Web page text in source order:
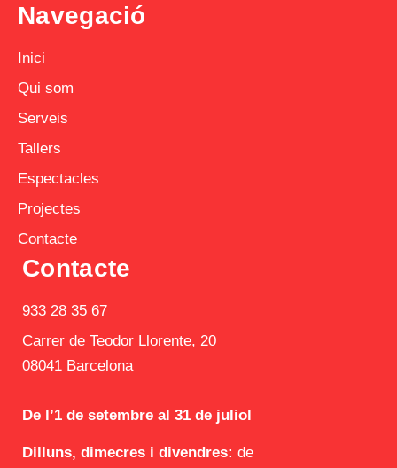
Navegació
Inici
Qui som
Serveis
Tallers
Espectacles
Projectes
Contacte
Contacte
933 28 35 67
Carrer de Teodor Llorente, 20
08041 Barcelona
De l’1 de setembre al 31 de juliol
Dilluns, dimecres i divendres: de